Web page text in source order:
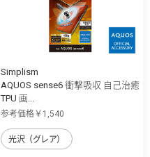
Simplism
AQUOS sense6 衝撃吸収 自己治癒
TPU 画...
参考価格￥1,540
光沢（グレア）